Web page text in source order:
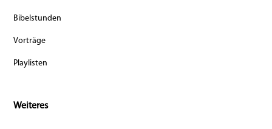
Bibelstunden
Vorträge
Playlisten
Weiteres